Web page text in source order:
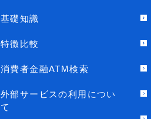
基礎知識
特徴比較
消費者金融ATM検索
外部サービスの利用につい
て